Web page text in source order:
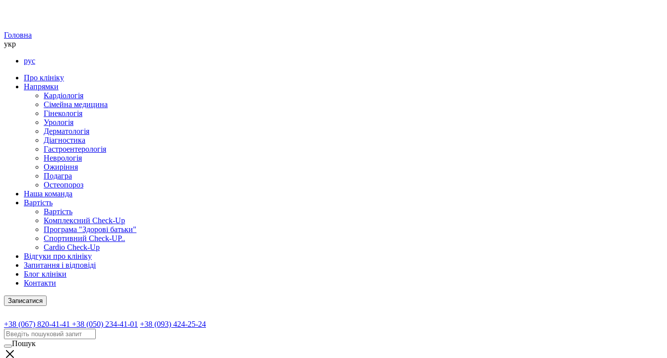
Головна
укр
рус
Про клініку
Напрямки
Кардіологія
Сімейна медицина
Гінекологія
Урологія
Дерматологія
Діагностика
Гастроентерологія
Неврологія
Ожиріння
Подагра
Остеопороз
Наша команда
Вартість
Вартість
Комплексний Check-Up
Програма "Здорові батьки"
Спортивний Check-UP..
Cardio Check-Up
Відгуки про клініку
Запитання і відповіді
Блог клініки
Контакти
Записатися
+38 (067) 820-41-41 +38 (050) 234-41-01 +38 (093) 424-25-24
Пошук